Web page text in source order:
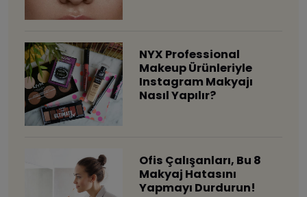
NYX Professional
Makeup Ürünleriyle
Instagram Makyajı
Nasıl Yapılır?
Ofis Çalışanları, Bu 8
Makyaj Hatasını
Yapmayı Durdurun!